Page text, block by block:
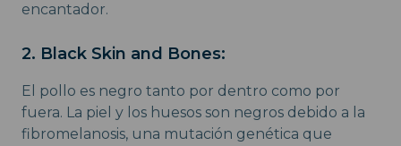
encantador.
2. Black Skin and Bones:
El pollo es negro tanto por dentro como por
fuera. La piel y los huesos son negros debido a la
fibromelanosis, una mutación genética que